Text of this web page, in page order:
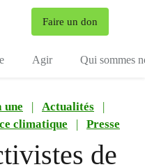
Faire un don
Agir Qui sommes
une | Actualités
|
climatique | Presse
de